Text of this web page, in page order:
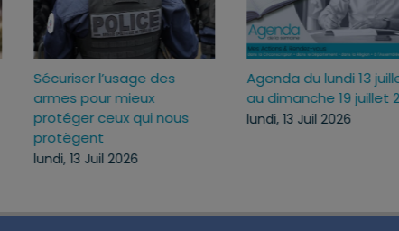
Sécuriser l’usage des
armes pour mieux
protéger ceux qui nous
protègent
lundi, 13 Juil 2026
Agenda du lundi 13
au dimanche 19 juillet
lundi, 13 Juil 2026